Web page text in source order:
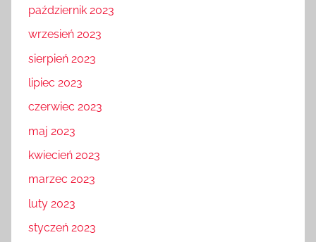
październik 2023
wrzesień 2023
sierpień 2023
lipiec 2023
czerwiec 2023
maj 2023
kwiecień 2023
marzec 2023
luty 2023
styczeń 2023